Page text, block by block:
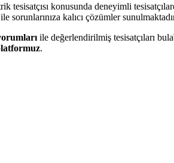
tesisatçısı konusunda deneyimli
ile sorunlarınıza kalıcı çözümler
ile değerlendirilmiş tesisatçıları
.